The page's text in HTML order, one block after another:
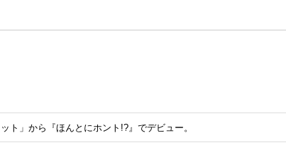
ト」から『ほんとにホント!?』でデビュー。